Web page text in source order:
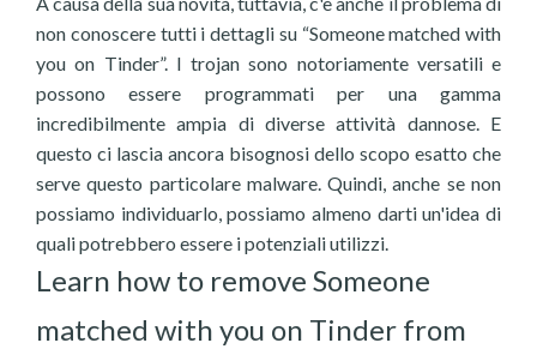
non conoscere tutti i dettagli su “Someone matched with
you on Tinder”. I trojan sono notoriamente versatili e
possono essere programmati per una gamma
incredibilmente ampia di diverse attività dannose. E
questo ci lascia ancora bisognosi dello scopo esatto che
serve questo particolare malware. Quindi, anche se non
possiamo individuarlo, possiamo almeno darti un'idea di
quali potrebbero essere i potenziali utilizzi.
Learn how to remove Someone
matched with you on Tinder from